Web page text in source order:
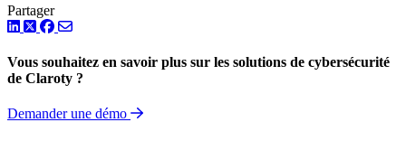
Partager
LinkedIn
TwitterFacebook
Vous souhaitez en savoir plus sur les solutions de cybersécurité
de Claroty ?
Demander une démo